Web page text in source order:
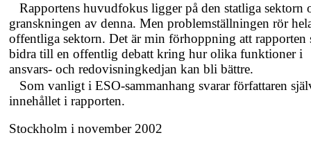
Rapportens huvudfokus ligger på den statliga sektorn
granskningen av denna. Men problemställningen rör
offentliga sektorn. Det är min förhoppning att rapporten
bidra till en offentlig debatt kring hur olika funktioner i
ansvars- och redovisningkedjan kan bli bättre.
Som vanligt i ESO-sammanhang svarar författaren
innehållet i rapporten.
Stockholm i november 2002